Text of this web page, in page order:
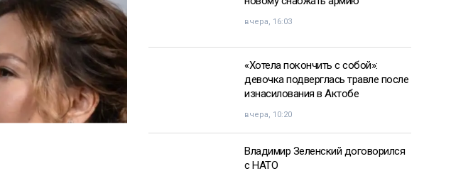
вчера, 16:03
«Хотела покончить с собой»:
девочка подверглась травле после
изнасилования в Актобе
вчера, 10:20
Владимир Зеленский договорился
с НАТО